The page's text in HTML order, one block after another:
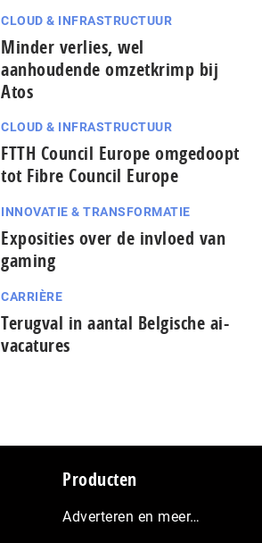
CLOUD & INFRASTRUCTUUR
Minder verlies, wel
aanhoudende omzetkrimp bij
Atos
CLOUD & INFRASTRUCTUUR
FTTH Council Europe omgedoopt
tot Fibre Council Europe
INNOVATIE & TRANSFORMATIE
Exposities over de invloed van
gaming
CARRIÈRE
Terugval in aantal Belgische ai-
vacatures
Producten
Adverteren en meer…